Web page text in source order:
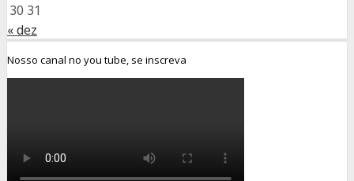
30 31
« dez
Nosso canal no you tube, se inscreva